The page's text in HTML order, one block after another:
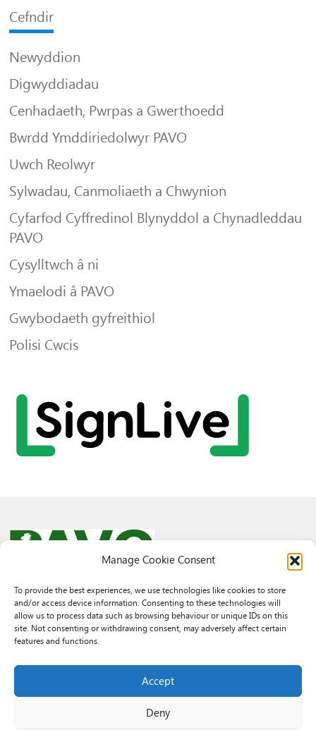
Manage Cookie Consent
To provide the best experiences, we use technologies like cookies to store
and/or access device information. Consenting to these technologies will
allow us to process data such as browsing behaviour or unique IDs on this
site. Not consenting or withdrawing consent, may adversely affect certain
features and functions.
Accept
Deny
Cefndir
Newyddion
Digwyddiadau
Cenhadaeth, Pwrpas a Gwerthoedd
Bwrdd Ymddiriedolwyr PAVO
Uwch Reolwyr
Sylwadau, Canmoliaeth a Chwynion
Cyfarfod Cyffredinol Blynyddol a Chynadleddau
PAVO
Cysylltwch â ni
Ymaelodi â PAVO
Gwybodaeth gyfreithiol
Polisi Cwcis
© 2026 PAVO all rights reserved.
Rhif Elusen Gofrestredig: 1069557. Cwmni Cyfyngedig drwy warant
3522144. Wedi ei gofrestru yng Nghymru.
3522144. Registered in Wales